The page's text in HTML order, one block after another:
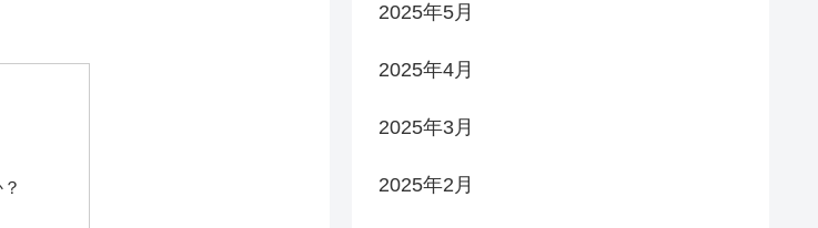
2025年5月
2025年4月
2025年3月
2025年2月